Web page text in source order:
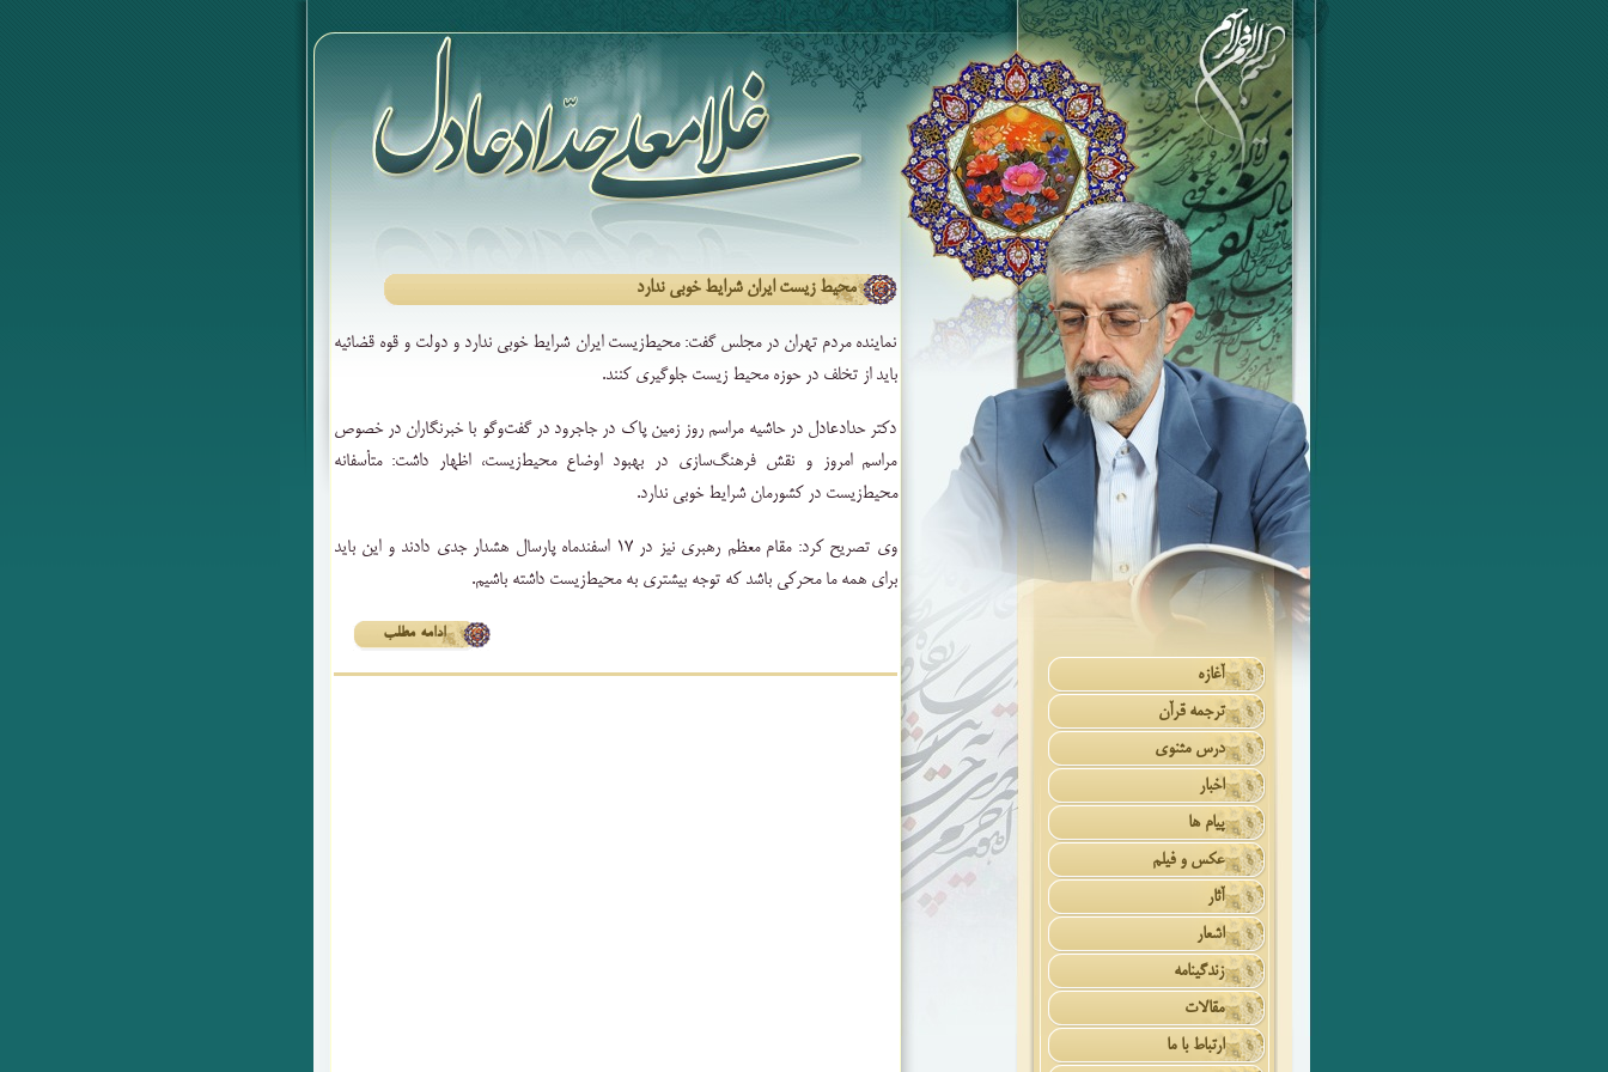
آغازه
ترجمه قرآن
درس مثنوی
اخبار
پیام ها
عکس و فیلم
آثار
اشعار
زندگینامه
مقالات
ارتباط با ما
محیط ‌‌زیست ایران شرایط خوبی ندارد
نماینده مردم تهران در مجلس گفت:‌ محیط‌‌زیست ایران شرایط خوبی ندارد و دولت و قوه‌ قضائیه
باید از تخلف در حوزه محیط ‌زیست جلوگیری کنند.
دکتر حدادعادل در حاشیه مراسم روز زمین پاک در جاجرود در گفت‌وگو با خبرنگاران در خصوص
مراسم امروز و نقش فرهنگ‌سازی در بهبود اوضاع محیط‌زیست، اظهار داشت: متأسفانه
محیط‌زیست در کشورمان شرایط خوبی ندارد.
وی تصریح کرد: مقام معظم رهبری نیز در ۱۷ اسفندماه پارسال هشدار جدی دادند و این باید
برای همه ما محرکی باشد که توجه بیشتری به محیط‌زیست داشته باشیم.
ادامه مطلب